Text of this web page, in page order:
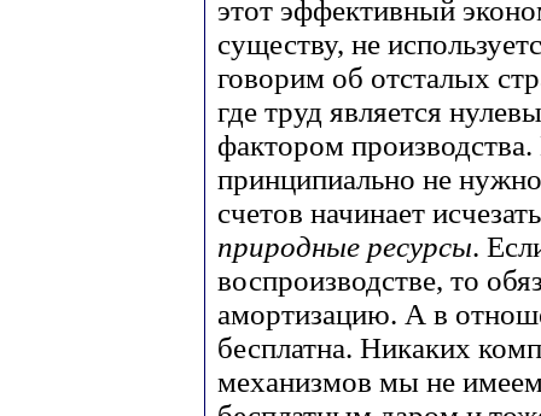
этот эффективный
существу, не
говорим об отсталых
где труд является
фактором
принципиально не
счетов начинает
природные ресурсы.
воспроизводстве, то
амортизацию. А в
бесплатна. Никаких
механизмов мы не